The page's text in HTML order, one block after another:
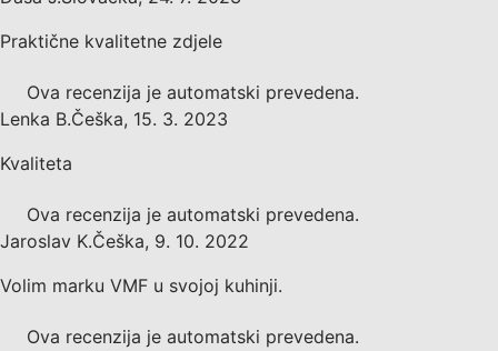
Praktične kvalitetne zdjele
Ova recenzija je automatski prevedena.
Lenka B.Češka, 15. 3. 2023
Kvaliteta
Ova recenzija je automatski prevedena.
Jaroslav K.Češka, 9. 10. 2022
Volim marku VMF u svojoj kuhinji.
Ova recenzija je automatski prevedena.